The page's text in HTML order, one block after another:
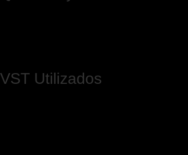
VST Utilizados